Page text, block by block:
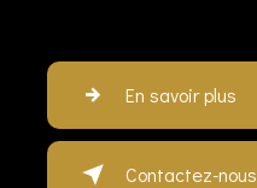
En savoir plus
Contactez-nous